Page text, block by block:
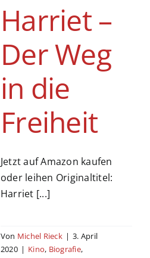
Harriet –
Der Weg
in die
Freiheit
Jetzt auf Amazon kaufen
oder leihen Originaltitel:
Harriet [...]
Von Michel Rieck | 3. April
2020 | Kino, Biografie,